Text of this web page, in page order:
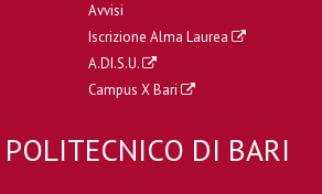
Avvisi
Iscrizione Alma Laurea
A.DI.S.U.
Campus X Bari
POLITECNICO DI BARI